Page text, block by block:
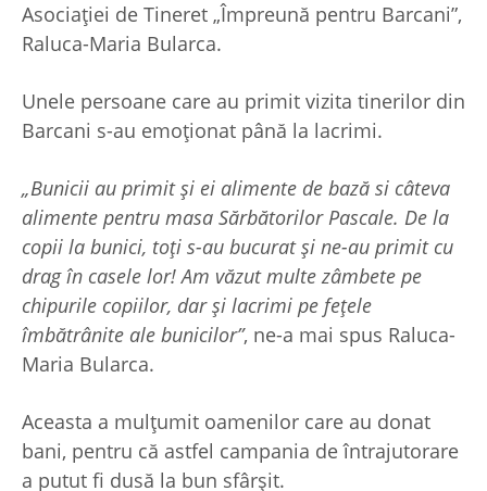
Asociației de Tineret „Împreună pentru Barcani”,
Raluca-Maria Bularca.
Unele persoane care au primit vizita tinerilor din
Barcani s-au emoționat până la lacrimi.
„Bunicii au primit și ei alimente de bază si câteva
alimente pentru masa Sărbătorilor Pascale. De la
copii la bunici, toți s-au bucurat și ne-au primit cu
drag în casele lor! Am văzut multe zâmbete pe
chipurile copiilor, dar și lacrimi pe fețele
îmbătrânite ale bunicilor”, ne-a mai spus Raluca-
Maria Bularca.
Aceasta a mulțumit oamenilor care au donat
bani, pentru că astfel campania de întrajutorare
a putut fi dusă la bun sfârșit.